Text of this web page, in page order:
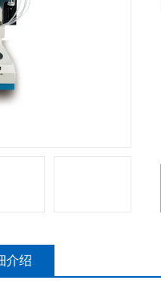
介绍